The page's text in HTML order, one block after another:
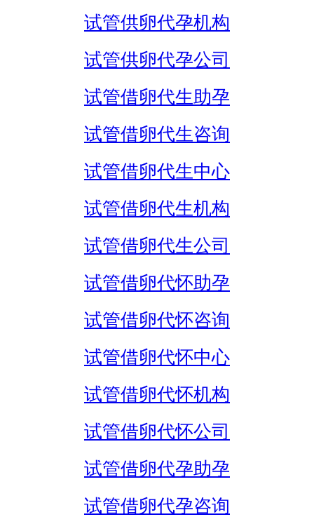
试管供卵代孕机构
试管供卵代孕公司
试管借卵代生助孕
试管借卵代生咨询
试管借卵代生中心
试管借卵代生机构
试管借卵代生公司
试管借卵代怀助孕
试管借卵代怀咨询
试管借卵代怀中心
试管借卵代怀机构
试管借卵代怀公司
试管借卵代孕助孕
试管借卵代孕咨询